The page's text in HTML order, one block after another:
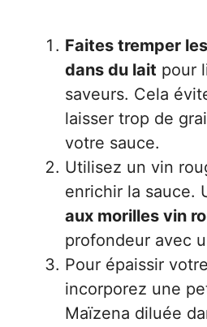
Faites tremper
dans du lait pour
saveurs. Cela
laisser trop de
votre sauce.
Utilisez un vin
enrichir la sauce.
aux morilles vin
profondeur avec
Pour épaissir
incorporez une
Maïzena diluée